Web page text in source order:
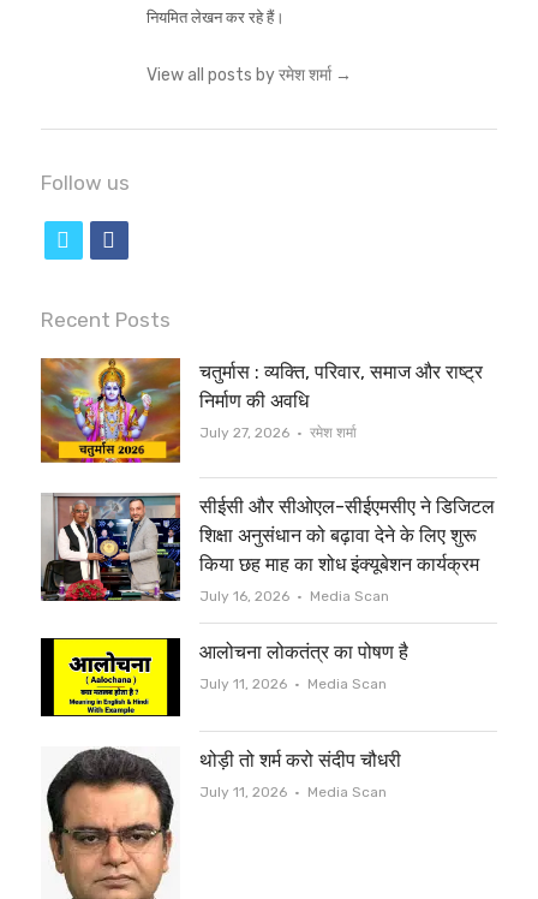
नियमित लेखन कर रहे हैं।
View all posts by रमेश शर्मा →
Follow us
i
t
t
e
r
c
e
b
o
o
k
Recent Posts
चतुर्मास : व्यक्ति, परिवार, समाज और राष्ट्र
निर्माण की अवधि
July 27, 2026 Author
रमेश शर्मा
सीईसी और सीओएल-सीईएमसीए ने डिजिटल
शिक्षा अनुसंधान को बढ़ावा देने के लिए शुरू
किया छह माह का शोध इंक्यूबेशन कार्यक्रम
July 16, 2026 Author
Media Scan
आलोचना लोकतंत्र का पोषण है
July 11, 2026 Author
Media Scan
थोड़ी तो शर्म करो संदीप चौधरी
July 11, 2026 Author
Media Scan